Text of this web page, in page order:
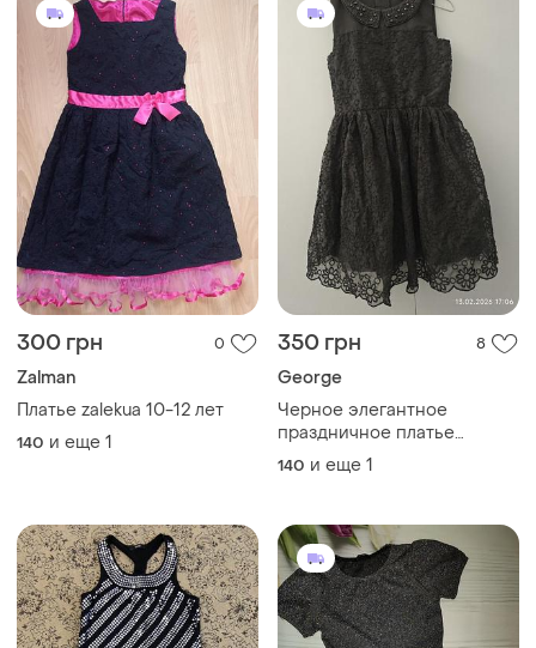
300 грн 0
Zalman
Платье zalekua 10-12 лет
140 и еще 1
350 грн 8
George
Черное элегантное
праздничное платье
george, рост 140–146 см
(10–11 лет)
140 и еще 1